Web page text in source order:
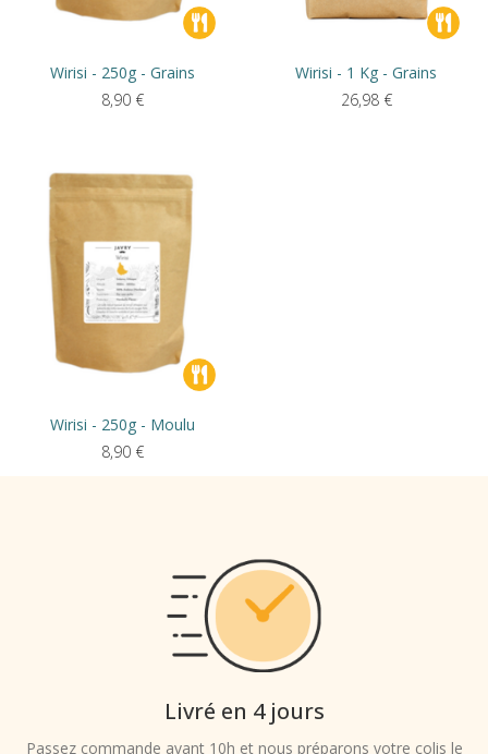
Wirisi - 250g - Grains
8,90 €
Wirisi - 1 Kg - Grains
26,98 €
Wirisi - 250g - Moulu
8,90 €
Livré en 4 jours
Passez commande avant 10h et nous préparons votre colis le